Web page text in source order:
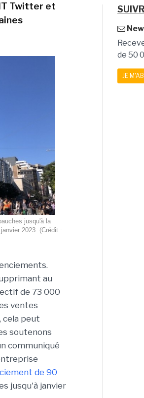
Twitter et
jusqu'à la
2023. (Crédit :
au
de 73 000
ventes
cela peut
soutenons
communiqué
de 90
jusqu'à janvier
de 50
JE